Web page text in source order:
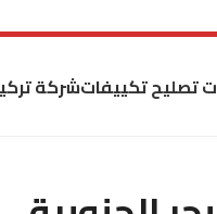
تصليح تكييفاتشركة